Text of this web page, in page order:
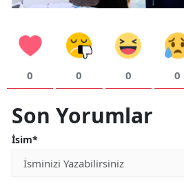
0 0 0 0
Son Yorumlar
İsim*